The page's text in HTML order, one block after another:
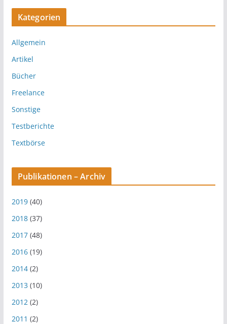
Kategorien
Allgemein
Artikel
Bücher
Freelance
Sonstige
Testberichte
Textbörse
Publikationen – Archiv
2019(40)
2018(37)
2017(48)
2016(19)
2014(2)
2013 (10)
2012(2)
2011 (2)